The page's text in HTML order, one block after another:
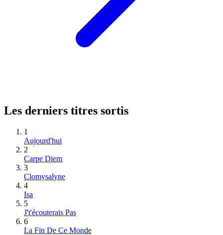
Les derniers titres sortis
1
Aujourd'hui
2
Carpe Diem
3
Clomysalyne
4
Isa
5
J't'écouterais Pas
6
La Fin De Ce Monde